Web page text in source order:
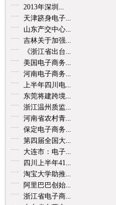
2013年深圳...
天津跻身电子...
山东产交中心...
吉林关于加强...
《浙江省出台...
美国电子商务...
河南电子商务...
上半年四川电...
东莞将建跨境...
浙江温州质监...
河南省农村青...
保定电子商务...
第四届全国大...
大连市：电子...
四川上半年41...
淘宝大学助推...
阿里巴巴创始...
浙江省电子商...